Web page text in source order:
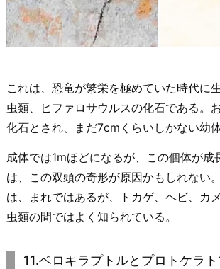
これは、恐竜が繁栄を極めていた時代に
虫類、ヒファロサウルスの化石である。
化石とされ、まだ7cmくらいしかない幼体
成体では1mほどになるが、この個体が成
は、この双頭の奇形が原因かもしれない
は、まれではあるが、トカゲ、ヘビ、カ
虫類の間ではよく知られている。
11.ベロキラプトルとプロトケラ